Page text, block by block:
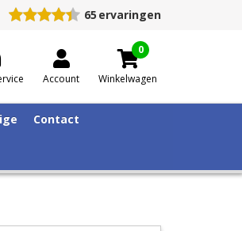
65 ervaringen
Account
0
Winkelwagen
Contact